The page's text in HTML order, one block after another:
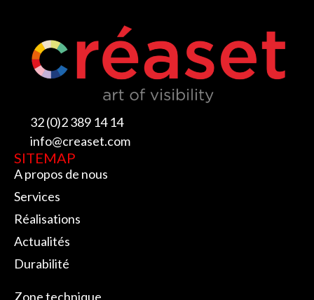
32 (0)2 389 14 14
info@creaset.com
SITEMAP
A propos de nous
Services
Réalisations
Actualités
Durabilité
Zone technique